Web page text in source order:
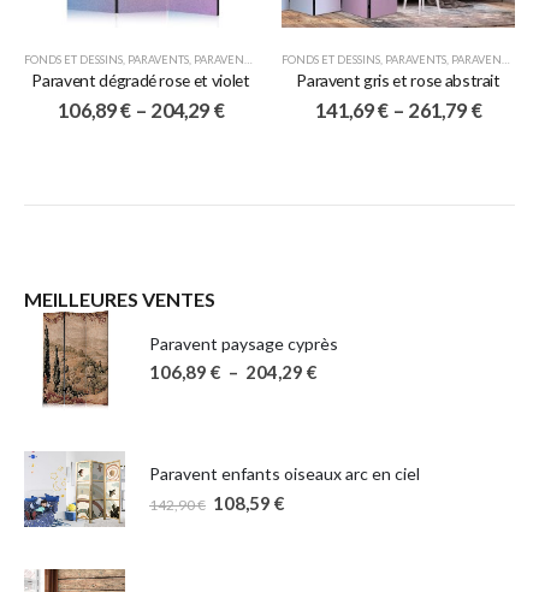
FONDS ET DESSINS PARAVENTS PARAVENTS 3 VOLETS
Paravent dégradé rose et violet
106,89€ – 204,29 €
FONDS ET DESSINS PARAVENTS PARAVENTS 5 VOLETS
Paravent gris et rose abstrait
141,69€ – 261,79 €
MEILLEURES VENTES
Paravent paysage cyprès
106,89 € – 204,29 €
Paravent enfants oiseaux arc en ciel
142,90€ 108,59 €